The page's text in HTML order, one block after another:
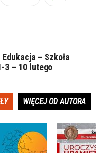
– Szkoła
3 – 10 lutego
WIĘCEJ OD AUTORA